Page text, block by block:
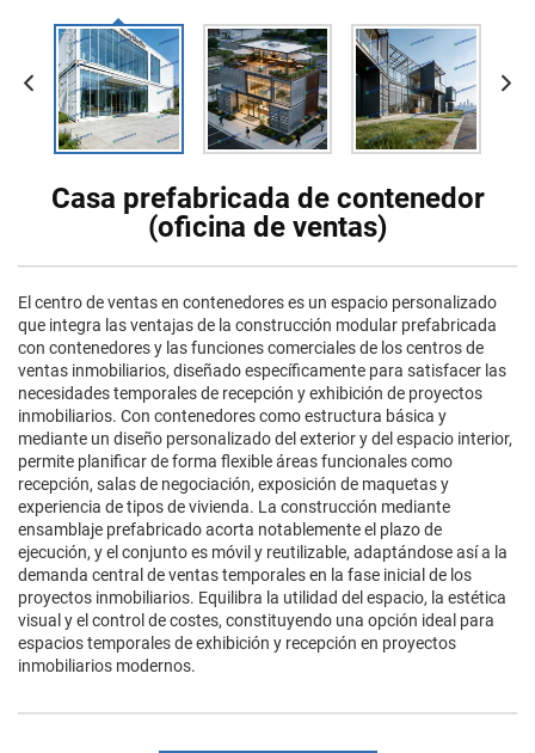
Casa prefabricada de contenedor
(oficina de ventas)
El centro de ventas en contenedores es un espacio personalizado
que integra las ventajas de la construcción modular prefabricada
con contenedores y las funciones comerciales de los centros de
ventas inmobiliarios, diseñado específicamente para satisfacer las
necesidades temporales de recepción y exhibición de proyectos
inmobiliarios. Con contenedores como estructura básica y
mediante un diseño personalizado del exterior y del espacio interior,
permite planificar de forma flexible áreas funcionales como
recepción, salas de negociación, exposición de maquetas y
experiencia de tipos de vivienda. La construcción mediante
ensamblaje prefabricado acorta notablemente el plazo de
ejecución, y el conjunto es móvil y reutilizable, adaptándose así a la
demanda central de ventas temporales en la fase inicial de los
proyectos inmobiliarios. Equilibra la utilidad del espacio, la estética
visual y el control de costes, constituyendo una opción ideal para
espacios temporales de exhibición y recepción en proyectos
inmobiliarios modernos.